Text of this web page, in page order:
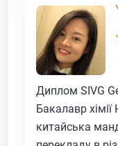
Диплом SIVG
Бакалавр
китайська